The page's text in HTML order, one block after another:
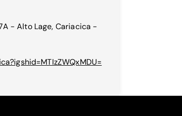
- Alto Lage, Cariacica -